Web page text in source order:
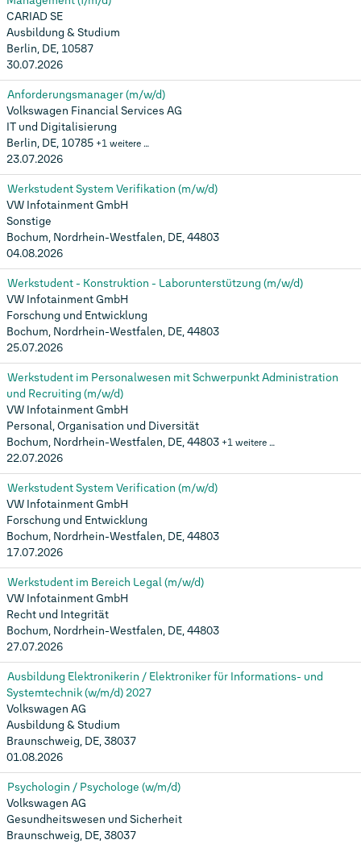
CARIAD SE
Ausbildung & Studium
Berlin, DE, 10587
30.07.2026
Anforderungsmanager (m/w/d)
Volkswagen Financial Services AG
IT und Digitalisierung
Berlin, DE, 10785 +1 weitere …
23.07.2026
Werkstudent System Verifikation (m/w/d)
VW Infotainment GmbH
Sonstige
Bochum, Nordrhein-Westfalen, DE, 44803
04.08.2026
Werkstudent - Konstruktion - Laborunterstützung (m/w/d)
VW Infotainment GmbH
Forschung und Entwicklung
Bochum, Nordrhein-Westfalen, DE, 44803
25.07.2026
Werkstudent im Personalwesen mit Schwerpunkt Administration
und Recruiting (m/w/d)
VW Infotainment GmbH
Personal, Organisation und Diversität
Bochum, Nordrhein-Westfalen, DE, 44803 +1 weitere …
22.07.2026
Werkstudent System Verification (m/w/d)
VW Infotainment GmbH
Forschung und Entwicklung
Bochum, Nordrhein-Westfalen, DE, 44803
17.07.2026
Werkstudent im Bereich Legal (m/w/d)
VW Infotainment GmbH
Recht und Integrität
Bochum, Nordrhein-Westfalen, DE, 44803
27.07.2026
Ausbildung Elektronikerin / Elektroniker für Informations- und
Systemtechnik (w/m/d) 2027
Volkswagen AG
Ausbildung & Studium
Braunschweig, DE, 38037
01.08.2026
Psychologin / Psychologe (w/m/d)
Volkswagen AG
Gesundheitswesen und Sicherheit
Braunschweig, DE, 38037